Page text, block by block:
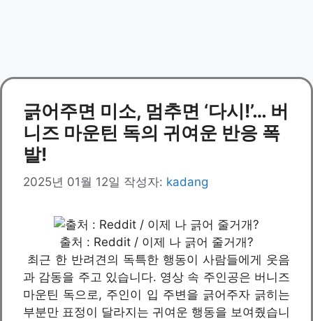
긁어주면 미소, 멈추면 ‘다시!’… 버
니즈 마운틴 독의 귀여운 반응 폭
발!
2025년 01월 12일 작성자: kadang
출처 : Reddit / 이제 나 긁어 줄거개?
최근 한 반려견의 독특한 행동이 사람들에게 웃음
과 감동을 주고 있습니다. 영상 속 주인공은 버니즈
마운틴 독으로, 주인이 입 주변을 긁어주자 긁히는
부분만 표정이 달라지는 귀여운 행동을 보여줬습니